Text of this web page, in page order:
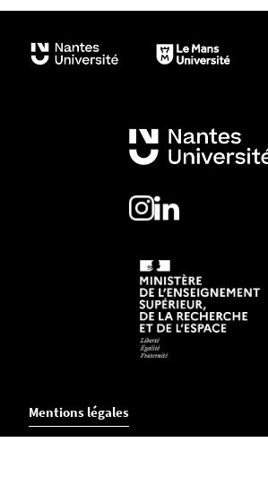
Mentions légales
Crédits et aspects légaux